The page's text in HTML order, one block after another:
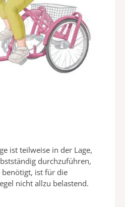
ist teilweise in der Lage,
durchzuführen,
ist für die
nicht allzu belastend.